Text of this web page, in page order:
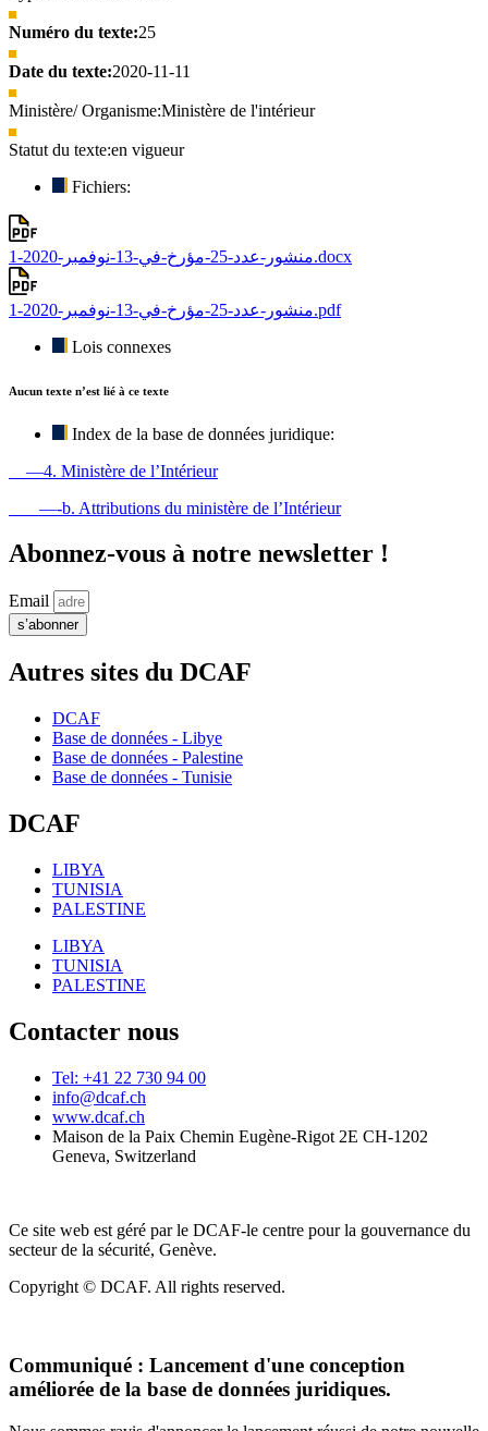
Numéro du texte:25
Date du texte:2020-11-11
Ministère/ Organisme:Ministère de l'intérieur
Statut du texte:en vigueur
Fichiers:
منشور-عدد-25-مؤرخ-في-13-نوفمبر-2020-1.docx
منشور-عدد-25-مؤرخ-في-13-نوفمبر-2020-1.pdf
Lois connexes
Aucun texte n’est lié à ce texte
Index de la base de données juridique:
—4. Ministère de l’Intérieur
—-b. Attributions du ministère de l’Intérieur
Abonnez-vous à notre newsletter !
Email
s’abonner
Autres sites du DCAF
DCAF
Base de données - Libye
Base de données - Palestine
Base de données - Tunisie
DCAF
LIBYA
TUNISIA
PALESTINE
LIBYA
TUNISIA
PALESTINE
Contacter nous
Tel: +41 22 730 94 00
info@dcaf.ch
www.dcaf.ch
Maison de la Paix Chemin Eugène-Rigot 2E CH-1202
Geneva, Switzerland
Ce site web est géré par le DCAF-le centre pour la gouvernance du
secteur de la sécurité, Genève.
Copyright © DCAF. All rights reserved.
Communiqué : Lancement d'une conception
améliorée de la base de données juridiques.